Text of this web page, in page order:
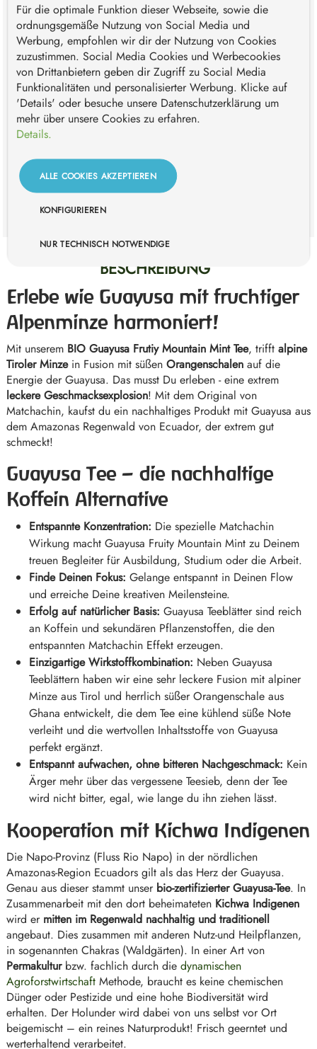
- Schweiz ab 119€.
Sofort verfügbar, Lieferzeit: 1-3 Werktage
Produkt Anzahl: Gib den gewünschten
IN DEN WARENKORB
Zum Merkzettel hinzufügen
Bestelle für + 59,00 €und Du erhältst Deine Bestellung
versandkostenfrei*
BESCHREIBUNG
Erlebe wie Guayusa mit fruchtiger
Alpenminze harmoniert!
Mit unserem BIO Guayusa Frutiy Mountain Mint Tee, trifft alpine
Tiroler Minzein Fusion mit süßen Orangenschalen auf die
Energie der Guayusa. Das musst Du erleben - eine extrem
leckere Geschmacksexplosion! Mit dem Original von
Matchachin, kaufst du ein nachhaltiges Produkt mit Guayusa aus
dem Amazonas Regenwald von Ecuador, der extrem gut
schmeckt!
Guayusa Tee – die nachhaltige
Koffein Alternative
Entspannte Konzentration: Die spezielle Matchachin
Wirkung macht Guayusa Fruity Mountain Mint zu Deinem
treuen Begleiter für Ausbildung, Studium oder die Arbeit.
Finde Deinen Fokus: Gelange entspannt in Deinen Flow
und erreiche Deine kreativen Meilensteine.
Erfolg auf natürlicher Basis: Guayusa Teeblätter sind reich
an Koffein und sekundären Pflanzenstoffen, die den
entspannten Matchachin Effekt erzeugen.
Einzigartige Wirkstoffkombination: Neben Guayusa
Teeblättern haben wir eine sehr leckere Fusion mit alpiner
Minze aus Tirol und herrlich süßer Orangenschale aus
Ghana entwickelt, die dem Tee eine kühlend süße Note
verleiht und die wertvollen Inhaltsstoffe von Guayusa
perfekt ergänzt.
Entspannt aufwachen, ohne bitteren Nachgeschmack: Kein
Ärger mehr über das vergessene Teesieb, denn der Tee
wird nicht bitter, egal, wie lange du ihn ziehen lässt.
Kooperation mit Kichwa Indigenen
Die Napo-Provinz (Fluss Rio Napo) in der nördlichen
Amazonas-Region Ecuadors gilt als das Herz der Guayusa.
Genau aus dieser stammt unser bio-zertifizierter Guayusa-Tee. In
Zusammenarbeit mit den dort beheimateten Kichwa Indigenen
wird er mitten im Regenwald nachhaltig und traditionell
angebaut. Dies zusammen mit anderen Nutz-und Heilpflanzen,
in sogenannten Chakras (Waldgärten). In einer Art von
Permakulturbzw. fachlich durch die dynamischen
Agroforstwirtschaft Methode, braucht es keine chemischen
Dünger oder Pestizide und eine hohe Biodiversität wird
erhalten. Der Holunder wird dabei von uns selbst vor Ort
beigemischt – ein reines Naturprodukt! Frisch geerntet und
werterhaltend verarbeitet.
Für die optimale Funktion dieser Webseite, sowie die
ordnungsgemäße Nutzung von Social Media und
Werbung, empfohlen wir dir der Nutzung von Cookies
zuzustimmen. Social Media Cookies und Werbecookies
von Drittanbietern geben dir Zugriff zu Social Media
Funktionalitäten und personalisierter Werbung. Klicke auf
'Details' oder besuche unsere Datenschutzerklärung um
mehr über unsere Cookies zu erfahren.
Details.
NUR TECHNISCH NOTWENDIGE
KONFIGURIEREN
ALLE COOKIES AKZEPTIEREN